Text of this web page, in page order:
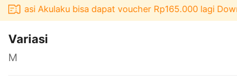
Akulaku bisa dapat voucher Rp165.000 lagi
Variasi
M